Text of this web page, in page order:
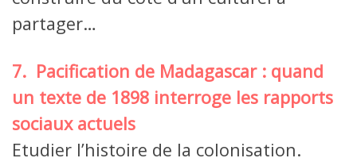
partager…
7. Pacification de Madagascar : quand
un texte de 1898 interroge les rapports
sociaux actuels
Etudier l’histoire de la colonisation.